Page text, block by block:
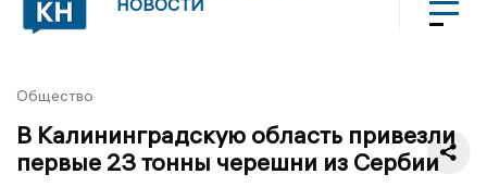
НОВОСТИ
Общество
В Калининградскую область привезли
первые 23 тонны черешни из Сербии